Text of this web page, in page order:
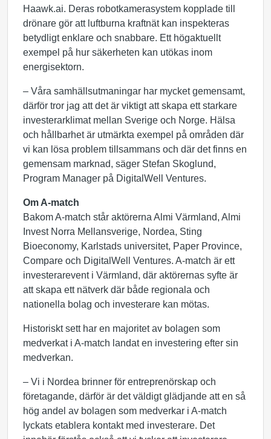
Haawk.ai. Deras robotkamerasystem kopplade till
drönare gör att luftburna kraftnät kan inspekteras
betydligt enklare och snabbare. Ett högaktuellt
exempel på hur säkerheten kan utökas inom
energisektorn.
– Våra samhällsutmaningar har mycket gemensamt,
därför tror jag att det är viktigt att skapa ett starkare
investerarklimat mellan Sverige och Norge. Hälsa
och hållbarhet är utmärkta exempel på områden där
vi kan lösa problem tillsammans och där det finns en
gemensam marknad, säger Stefan Skoglund,
Program Manager på DigitalWell Ventures.
Om A-match
Bakom A-match står aktörerna Almi Värmland, Almi
Invest Norra Mellansverige, Nordea, Sting
Bioeconomy, Karlstads universitet, Paper Province,
Compare och DigitalWell Ventures. A-match är ett
investerarevent i Värmland, där aktörernas syfte är
att skapa ett nätverk där både regionala och
nationella bolag och investerare kan mötas.
Historiskt sett har en majoritet av bolagen som
medverkat i A-match landat en investering efter sin
medverkan.
– Vi i Nordea brinner för entreprenörskap och
företagande, därför är det väldigt glädjande att en så
hög andel av bolagen som medverkar i A-match
lyckats etablera kontakt med investerare. Det